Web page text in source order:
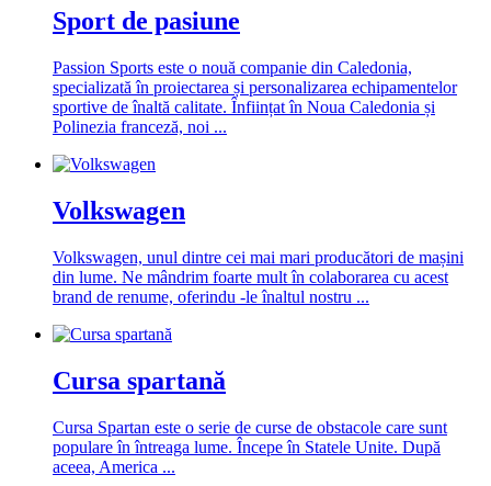
Sport de pasiune
Passion Sports este o nouă companie din Caledonia,
specializată în proiectarea și personalizarea echipamentelor
sportive de înaltă calitate. Înființat în Noua Caledonia și
Polinezia franceză, noi ...
Volkswagen
Volkswagen, unul dintre cei mai mari producători de mașini
din lume. Ne mândrim foarte mult în colaborarea cu acest
brand de renume, oferindu -le înaltul nostru ...
Cursa spartană
Cursa Spartan este o serie de curse de obstacole care sunt
populare în întreaga lume. Începe în Statele Unite. După
aceea, America ...